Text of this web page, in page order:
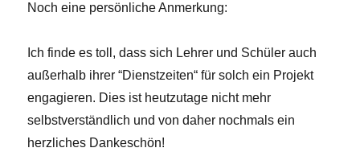
Noch eine persönliche Anmerkung:
Ich finde es toll, dass sich Lehrer und Schüler auch
außerhalb ihrer “Dienstzeiten“ für solch ein Projekt
engagieren. Dies ist heutzutage nicht mehr
selbstverständlich und von daher nochmals ein
herzliches Dankeschön!